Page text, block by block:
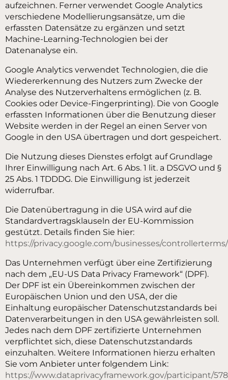
aufzeichnen. Ferner verwendet Google Analytics
verschiedene Modellierungsansätze, um die
erfassten Datensätze zu ergänzen und setzt
Machine-Learning-Technologien bei der
Datenanalyse ein.
Google Analytics verwendet Technologien, die die
Wiedererkennung des Nutzers zum Zwecke der
Analyse des Nutzerverhaltens ermöglichen (z. B.
Cookies oder Device-Fingerprinting). Die von Google
erfassten Informationen über die Benutzung dieser
Website werden in der Regel an einen Server von
Google in den USA übertragen und dort gespeichert.
Die Nutzung dieses Dienstes erfolgt auf Grundlage
Ihrer Einwilligung nach Art. 6 Abs. 1 lit. a DSGVO und §
25 Abs. 1 TDDDG. Die Einwilligung ist jederzeit
widerrufbar.
Die Datenübertragung in die USA wird auf die
Standardvertragsklauseln der EU-Kommission
gestützt. Details finden Sie hier:
https://privacy.google.com/businesses/
Das Unternehmen verfügt über eine Zertifizierung
nach dem „EU-US Data Privacy Framework“ (DPF).
Der DPF ist ein Übereinkommen zwischen der
Europäischen Union und den USA, der die
Einhaltung europäischer Datenschutzstandards bei
Datenverarbeitungen in den USA gewährleisten soll.
Jedes nach dem DPF zertifizierte Unternehmen
verpflichtet sich, diese Datenschutzstandards
einzuhalten. Weitere Informationen hierzu erhalten
Sie vom Anbieter unter folgendem Link:
https://www.dataprivacyframework.gov/participant/